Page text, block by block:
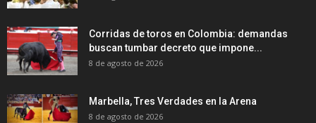
Corridas de toros en Colombia: demandas
buscan tumbar decreto que impone...
8 de agosto de 2026
Marbella, Tres Verdades en la Arena
8 de agosto de 2026